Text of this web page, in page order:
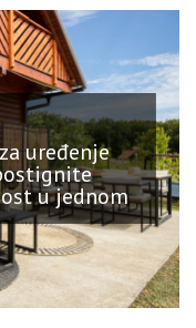
uređenje
u jednom